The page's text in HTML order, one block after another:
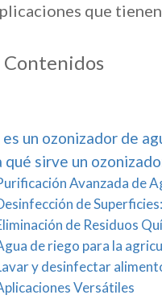
que
es un ozonizador de
qué sirve un
Avanzada de
de Superficies:
de Residuos
de riego para la
y desinfectar
Versátiles